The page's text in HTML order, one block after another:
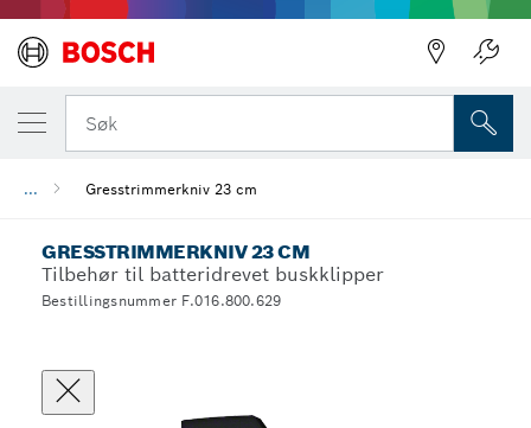
Søk
... Gresstrimmerkniv 23 cm
GRESSTRIMMERKNIV 23 CM
Tilbehør til batteridrevet buskklipper
Bestillingsnummer F.016.800.629